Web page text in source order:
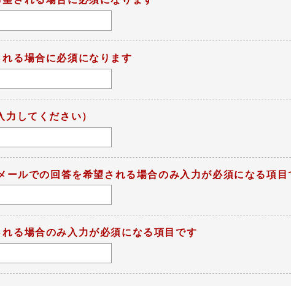
る場合に必須になります
力してください）
ールでの回答を希望される場合のみ入力が必須になる項目
る場合のみ入力が必須になる項目です